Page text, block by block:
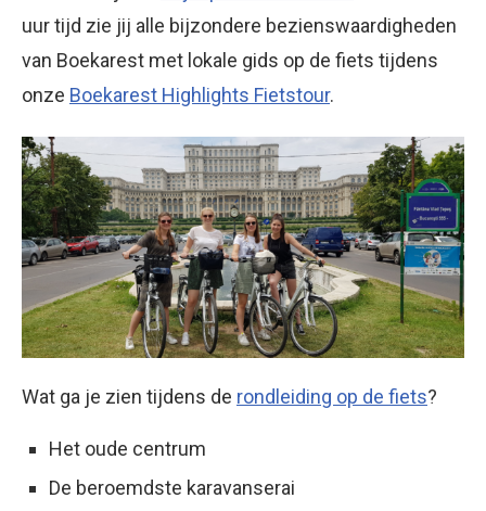
uur tijd zie jij alle bijzondere bezienswaardigheden
van Boekarest met lokale gids op de fiets tijdens
onze Boekarest Highlights Fietstour.
Wat ga je zien tijdens de rondleiding op de fiets?
Het oude centrum
De beroemdste karavanserai